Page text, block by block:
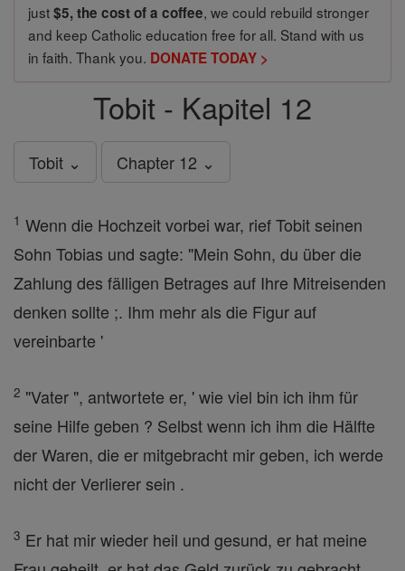
just$5, the cost of a coffee, we could rebuild stronger
and keep Catholic education free for all. Stand with us
in faith. Thank you. DONATE TODAY >
Tobit - Kapitel 12
Tobit ⌄ Chapter 12 ⌄
1 Wenn die Hochzeit vorbei war, rief Tobit seinen
Sohn Tobias und sagte: "Mein Sohn, du über die
Zahlung des fälligen Betrages auf Ihre Mitreisenden
denken sollte ;. Ihm mehr als die Figur auf
vereinbarte '
2 "Vater ", antwortete er, ' wie viel bin ich ihm für
seine Hilfe geben ? Selbst wenn ich ihm die Hälfte
der Waren, die er mitgebracht mir geben, ich werde
nicht der Verlierer sein .
3 Er hat mir wieder heil und gesund, er hat meine